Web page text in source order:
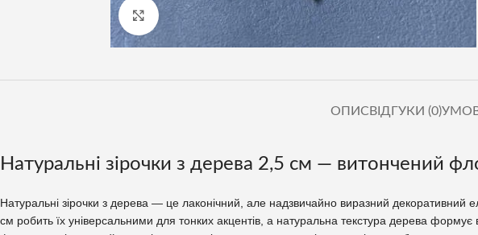
Клацніть, щоб збільшити
ОПИС ВІДГУКИ (0)
Натуральні зірочки з дерева 2,5 см — витончений
Натуральні зірочки з дерева — це лаконічний, але надзвичайно виразний декоративний
см робить їх універсальними для тонких акцентів, а натуральна текстура дерева формує